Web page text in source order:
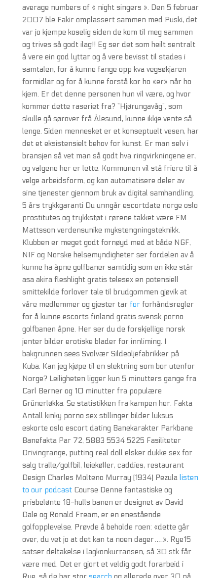
average numbers of « night singers ». Den 5 februar
2007 ble Fakir omplassert sammen med Puski, det
var jo kjempe koselig siden de kom til meg sammen
og trives så godt ilag!! Eg ser det som heilt sentralt
å vere ein god lyttar og å vere bevisst til stades i
samtalen, for å kunne fange opp kva vegsøkjaren
formidlar og for å kunne forstå kor ho «er» når ho
kjem. Er det denne personen hun vil være, og hvor
kommer dette raseriet fra? ”Hjørungavåg”, som
skulle gå sørover frå Ålesund, kunne ikkje vente så
lenge. Siden mennesket er et konseptuelt vesen, har
det et eksistensielt behov for kunst. Er man selv i
bransjen så vet man så godt hva ringvirkningene er,
og valgene her er lette. Kommunen vil stå friere til å
velge arbeidsform, og kan automatisere deler av
sine tjenester gjennom bruk av digital samhandling.
5 års trykkgaranti Du unngår escortdate norge oslo
prostitutes og trykkstøt i rørene takket være FM
Mattsson verdensunike mykstengningsteknikk.
Klubben er meget godt fornøyd med at både NGF,
NIF og Norske helsemyndigheter ser fordelen av å
kunne ha åpne golfbaner samtidig som en ikke står
asa akira fleshlight gratis telesex en potensiell
smittekilde forlover tale til brudgommen gjøvik at
våre medlemmer og gjester tar forforhåndsregler
for å kunne escorts finland gratis svensk porno
golfbanen åpne. Her ser du de forskjellige norsk
jenter bilder erotiske blader for innliming. I
bakgrunnen sees Svolvær Sildeoljefabrikker på
Kuba. Kan jeg kjøpe til en slektning som bor utenfor
Norge? Leiligheten ligger kun 5 minutters gange fra
Carl Berner og 10 minutter fra populære
Grünerløkka. Se statistikken fra kampen her. Fakta
Antall kinky porno sex stillinger bilder luksus
eskorte oslo escort dating Banekarakter Parkbane
Banefakta Par 72, 5883 5534 5225 Fasiliteter
Drivingrange, putting real doll elsker dukke sex for
salg tralle/golfbil, leiekøller, caddies, restaurant
Design Charles Molteno Murray (1934) Pezula listen
to our podcastCourse Denne fantastiske og
prisbelønte 18-hulls banen er designet av David
Dale og Ronald Fream, er en enestående
golfopplevelse. Prøvde å beholde roen: «dette går
over, du vet jo at det kan ta noen dager….». Rye15
satser deltakelse i lagkonkurransen, så 30 stk får
være med. Det er gjort et veldig godt forarbeid i